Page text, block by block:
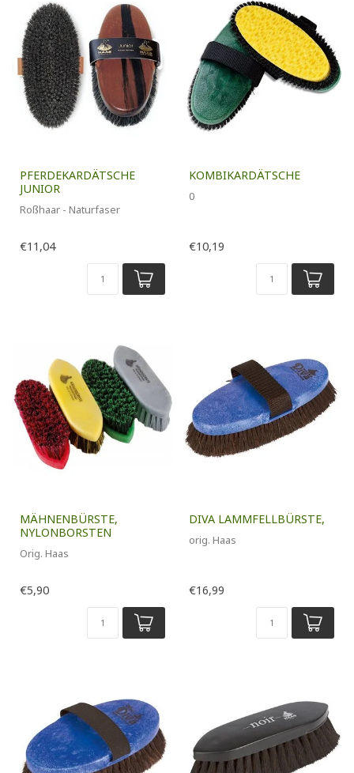
PFERDEKARDÄTSCHE
JUNIOR
Roßhaar - Naturfaser
€11,04
KOMBIKARDÄTSCHE
0
€10,19
MÄHNENBÜRSTE,
NYLONBORSTEN
Orig. Haas
€5,90
DIVA LAMMFELLBÜRSTE,
orig. Haas
€16,99